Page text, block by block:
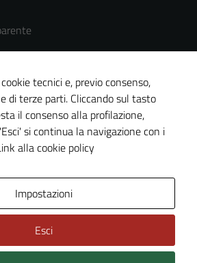
del sito
tecnici e, previo consenso,
di terze parti. Cliccando sul tasto
il consenso alla profilazione,
si continua la navigazione con i
alla cookie policy
Impostazioni
Esci